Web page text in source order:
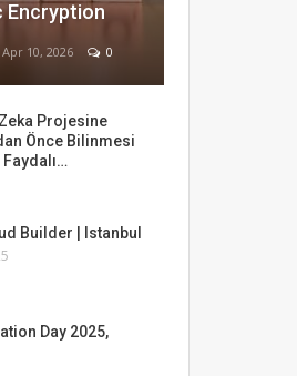
Encryption
Apr 10, 2026 0
Projesine
Önce Bilinmesi
Builder | Istanbul
Day 2025,